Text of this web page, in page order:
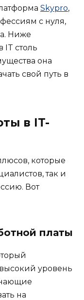
Skypro,
с нуля,
Ниже
IT столь
она
свой путь в
в IT-
которые
так и
Вот
платы
уровень
на